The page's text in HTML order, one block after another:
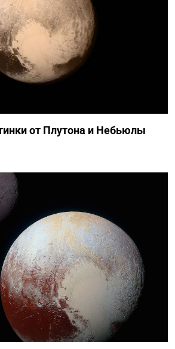
от Плутона и Небьюлы